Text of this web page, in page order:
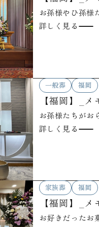
お孫様やひ孫様
詳しく見る
一般葬 福岡
【福岡】_
お孫様たちがお
詳しく見る
家族葬 福岡
【福岡】_
お好きだったお